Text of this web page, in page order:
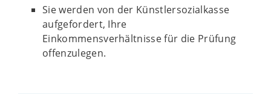
Sie werden von der Künstlersozialkasse
aufgefordert, Ihre
Einkommensverhältnisse für die Prüfung
offenzulegen.